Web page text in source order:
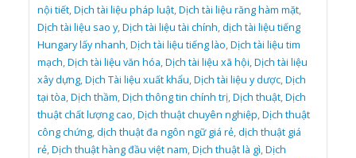
nội tiết,Dịch tài liệu pháp luật,Dịch tài liệu răng hàm mặt,
Dịch tài liệu sao y,Dịch tài liệu tài chính,dịch tài liệu tiếng
Hungary lấy nhanh,Dịch tài liệu tiếng lào,Dịch tài liệu tim
mạch,Dịch tài liệu văn hóa,Dịch tài liệu xã hội,Dịch tài liệu
xây dựng,Dịch Tài liệu xuất khẩu,Dịch tài liệu y dược,Dịch
tại tòa,Dịch thầm,Dịch thông tin chính trị,Dịch thuật,Dịch
thuật chất lượng cao,Dịch thuật chuyên nghiệp,Dịch thuật
công chứng,dịch thuật đa ngôn ngữ giá rẻ,dịch thuật giá
rẻ,Dịch thuật hàng đầu việt nam,Dịch thuật là gì,Dịch